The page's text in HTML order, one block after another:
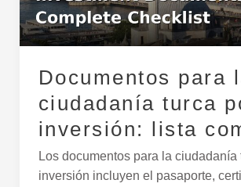
Documentos para
ciudadanía turca
inversión: lista
Los documentos para la ciudadanía
inversión incluyen el pasaporte,
inversión:
lista
completa